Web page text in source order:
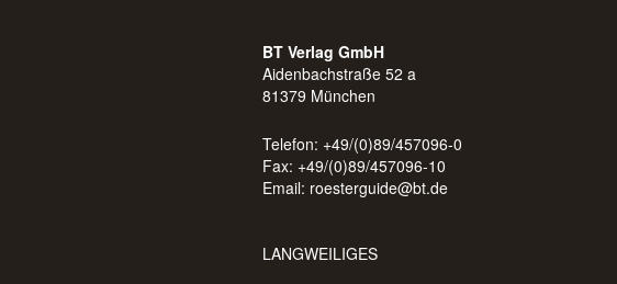
BT Verlag GmbH
Aidenbachstraße 52 a
81379 München
Telefon: +49/(0)89/457096-0
Fax: +49/(0)89/457096-10
Email: roesterguide@bt.de
LANGWEILIGES